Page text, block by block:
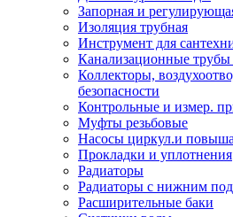
Запорная и
Изоляция трубная
Инструмент для
Канализационные
Коллекторы,
безопасности
Контрольные и измер.
Муфты резьбовые
Насосы циркул.и
Прокладки и уплотнения
Радиаторы
Радиаторы с нижним
Расширительные баки